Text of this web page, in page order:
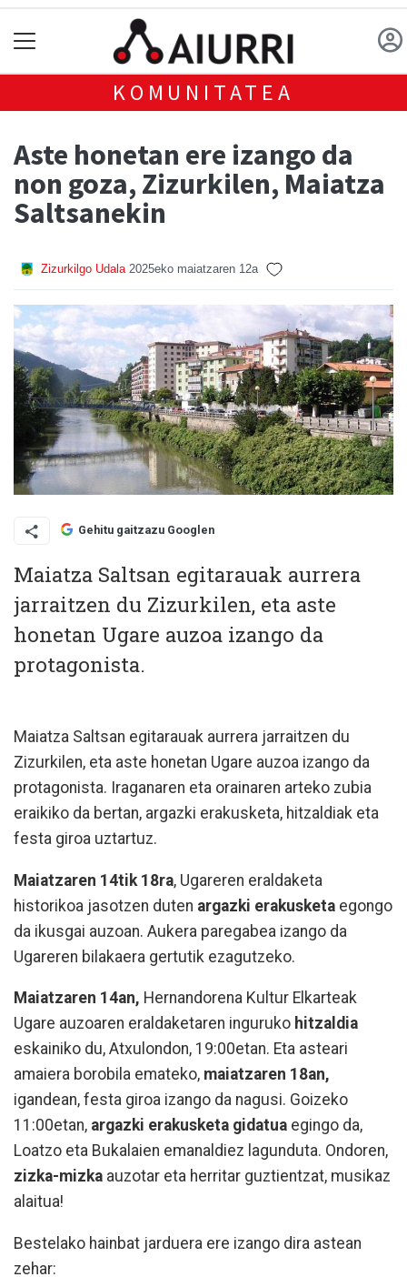
KOMUNITATEA
Aste honetan ere izango da
non goza, Zizurkilen, Maiatza
Saltsanekin
Zizurkilgo Udala 2025eko maiatzaren 12a
Gehitu gaitzazu Googlen
Maiatza Saltsan egitarauak aurrera
jarraitzen du Zizurkilen, eta aste
honetan Ugare auzoa izango da
protagonista.
Maiatza Saltsan egitarauak aurrera jarraitzen du
Zizurkilen, eta aste honetan Ugare auzoa izango da
protagonista. Iraganaren eta orainaren arteko zubia
eraikiko da bertan, argazki erakusketa, hitzaldiak eta
festa giroa uztartuz.
Maiatzaren 14tik 18ra, Ugareren eraldaketa
historikoa jasotzen duten argazki erakusketa egongo
da ikusgai auzoan. Aukera paregabea izango da
Ugareren bilakaera gertutik ezagutzeko.
Maiatzaren 14an, Hernandorena Kultur Elkarteak
Ugare auzoaren eraldaketaren inguruko hitzaldia
eskainiko du, Atxulondon, 19:00etan. Eta asteari
amaiera borobila emateko, maiatzaren 18an,
igandean, festa giroa izango da nagusi. Goizeko
11:00etan, argazki erakusketa gidatua egingo da,
Loatzo eta Bukalaien emanaldiez lagunduta. Ondoren,
zizka-mizka auzotar eta herritar guztientzat, musikaz
alaitua!
Bestelako hainbat jarduera ere izango dira astean
zehar: